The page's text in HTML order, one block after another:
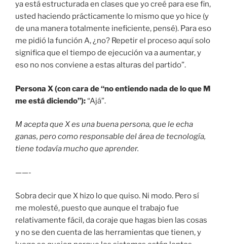
ya está estructurada en clases que yo creé para ese fin,
usted haciendo prácticamente lo mismo que yo hice (y
de una manera totalmente ineficiente, pensé). Para eso
me pidió la función A, ¿no? Repetir el proceso aquí solo
significa que el tiempo de ejecución va a aumentar, y
eso no nos conviene a estas alturas del partido”.
Persona X (con cara de “no entiendo nada de lo que M
me está diciendo”):“Ajá”.
M acepta que X es una buena persona, que le echa
ganas, pero como responsable del área de tecnología,
tiene todavía mucho que aprender.
——-
Sobra decir que X hizo lo que quiso. Ni modo. Pero sí
me molesté, puesto que aunque el trabajo fue
relativamente fácil, da coraje que hagas bien las cosas
y no se den cuenta de las herramientas que tienen, y